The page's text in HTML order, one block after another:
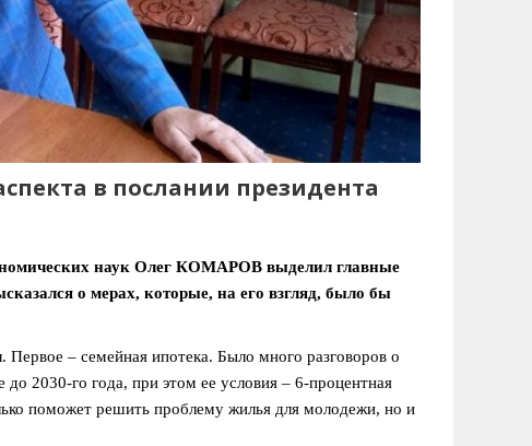
в послании президента
наук Олег КОМАРОВ выделил главные
о мерах, которые, на его взгляд, было бы
– семейная ипотека. Было много разговоров о
2030-го года, при этом ее условия – 6-процентная
поможет решить проблему жилья для молодежи, но и